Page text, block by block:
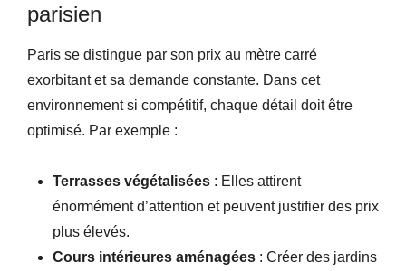
parisien
Paris se distingue par son prix au mètre carré
exorbitant et sa demande constante. Dans cet
environnement si compétitif, chaque détail doit être
optimisé. Par exemple :
Terrasses végétalisées : Elles attirent
énormément d’attention et peuvent justifier des prix
plus élevés.
Cours intérieures aménagées : Créer des jardins